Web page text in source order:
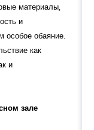
материалы,
и
особое обаяние.
как
и
зале